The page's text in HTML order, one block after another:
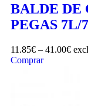
BALDE DE
PEGAS 7L/
11.85€ – 41.00€
Comprar